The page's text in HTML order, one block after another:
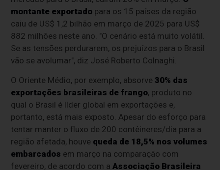
montante exportado para os 15 países da região
caiu de US$ 1,2 bilhão em março de 2025 para US$
882 milhões neste ano. "O cenário está muito volátil.
Se as tensões perdurarem, os prejuízos para o Brasil
vão se avolumar", diz José Roberto Colnaghi.
O Oriente Médio, por exemplo, absorve 30% das
exportações brasileiras de frango, produto no
qual o Brasil é líder global em exportações e,
portanto, está mais exposto. Apesar do esforço para
tentar manter o fluxo de 200 contêineres/dia para a
região afetada, houve queda de 18,5% nos volumes
embarcados em março na comparação com
fevereiro, de acordo com aAssociação Brasileira